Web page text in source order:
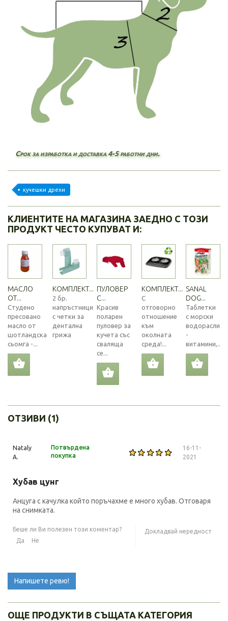
Срок за изработка и доставка 4-5 работни дни.
кучешки дрехи
КЛИЕНТИТЕ НА МАГАЗИНА ЗАЕДНО С ТОЗИ
ПРОДУКТ ЧЕСТО КУПУВАТ И:
МАСЛО
ОТ...
Студено
пресовано
масло от
шотландска
сьомга -...
КОМПЛЕКТ...
2 бр.
напръстници
с четки за
дентална
грижа
ПУЛОВЕР
С...
Красив
поларен
пуловер за
кучета със
сваляща
се...
КОМПЛЕКТ...
С
отговорно
отношение
към
околната
среда!...
SANAL
DOG...
Таблетки
с морски
водорасли
-
витамини,...
ОТЗИВИ (1)
Nataly
A.
Потвърдена
покупка
16-11-
2021
Хубав цунг
Анцуга с качулка който поръчахме е много хубав. Отговаря
на снимката.
Беше ли Ви полезен този коментар?
Да
Не
Докладвай нередност
Напишете ревю!
ОЩЕ ПРОДУКТИ В СЪЩАТА КАТЕГОРИЯ